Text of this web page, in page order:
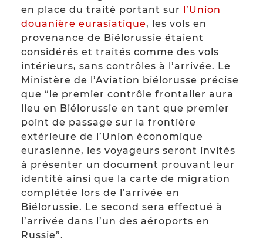
en place du traité portant sur l’Union
douanière eurasiatique, les vols en
provenance de Biélorussie étaient
considérés et traités comme des vols
intérieurs, sans contrôles à l’arrivée. Le
Ministère de l’Aviation biélorusse précise
que “le premier contrôle frontalier aura
lieu en Biélorussie en tant que premier
point de passage sur la frontière
extérieure de l’Union économique
eurasienne, les voyageurs seront invités
à présenter un document prouvant leur
identité ainsi que la carte de migration
complétée lors de l’arrivée en
Biélorussie. Le second sera effectué à
l’arrivée dans l’un des aéroports en
Russie”.